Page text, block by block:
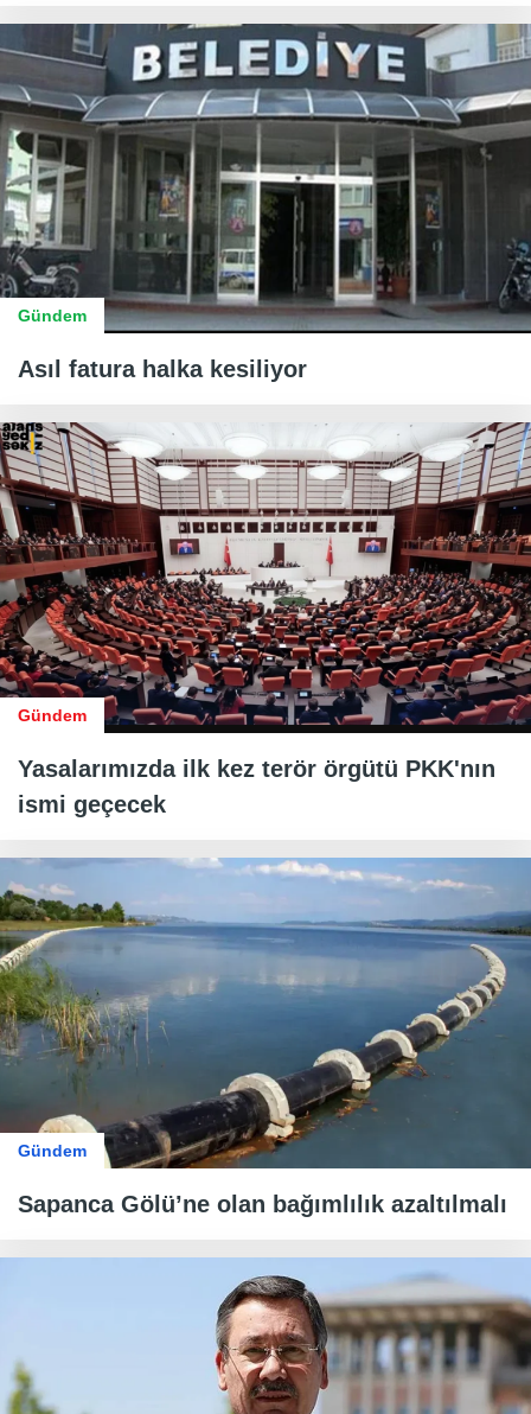
Gündem
Asıl fatura halka kesiliyor
Gündem
Yasalarımızda ilk kez terör örgütü PKK'nın
ismi geçecek
Gündem
Sapanca Gölü’ne olan bağımlılık azaltılmalı